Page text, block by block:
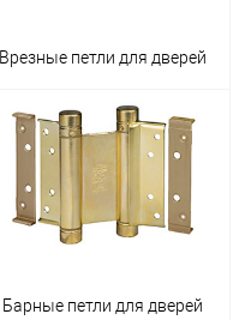
Врезные петли для дверей
Барные петли для дверей